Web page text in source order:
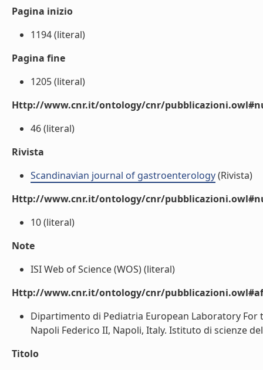
Pagina inizio
1194 (literal)
Pagina fine
1205 (literal)
Http://www.cnr.it/ontology/cnr/
46 (literal)
Rivista
Scandinavian journal of gastroenterology(Rivista)
Http://www.cnr.it/ontology/cnr/
10 (literal)
Note
ISI Web of Science (WOS) (literal)
Http://www.cnr.it/ontology/cnr/
Dipartimento di Pediatria European Laboratory
Napoli Federico II, Napoli, Italy. Istituto di scienze
Titolo